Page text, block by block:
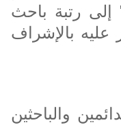
إلى رتبة باحث
عليه بالإشراف
والباحثين